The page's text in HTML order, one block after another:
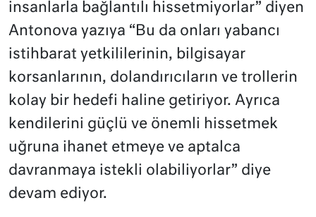
insanlarla bağlantılı hissetmiyorlar” diyen
Antonova yazıya “Bu da onları yabancı
istihbarat yetkililerinin, bilgisayar
korsanlarının, dolandırıcıların ve trollerin
kolay bir hedefi haline getiriyor. Ayrıca
kendilerini güçlü ve önemli hissetmek
uğruna ihanet etmeye ve aptalca
davranmaya istekli olabiliyorlar” diye
devam ediyor.